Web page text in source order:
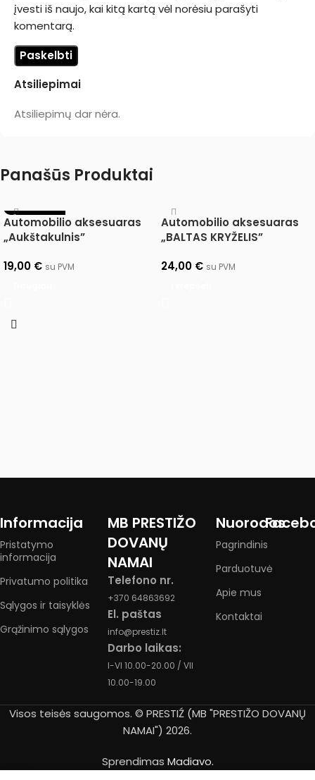
Atsiliepimai
Atsiliepimų dar nėra.
įvesti iš naujo, kai kitą kartą vėl norėsiu parašyti
komentarą.
Panašūs Produktai
IŠPARDUOTA
Automobilio aksesuaras
„Aukštakulnis”
19,00 € su PVM
Automobilio aksesuaras
„BALTAS KRYŽELIS”
24,00 € su PVM
Informacija
Pristatymo
informacija
Privatumo politika
Sąlygos ir taisyklės
Grąžinimo sąlygos
MB PRESTIŽO
DOVANŲ
NAMAI
Telefono nr.
+370 64863692
El. paštas
info@prestiz.lt
Darbo laikas:
I-VI 10.00-20.00 / VII
10.00-19.00
Nuorodos
Pagrindinis
Parduotuvė
Apie mus
Kontaktai
Visos teisės saugomos. © PRESTIŹ (MB "PRESTIŽO DOVANŲ
NAMAI") 2026.
Sprendimas Madiavo.